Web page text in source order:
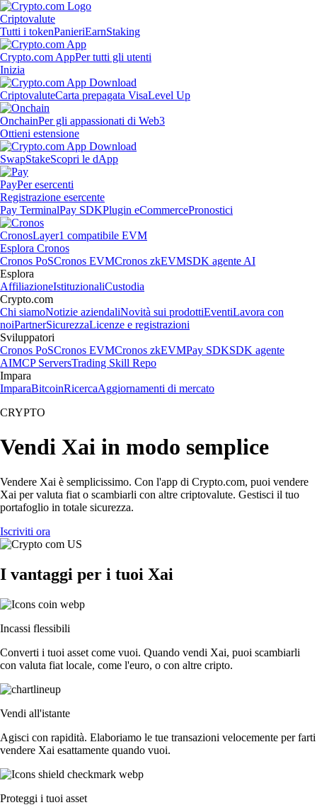
Criptovalute
Tutti i tokenPanieriEarnStaking
Crypto.com AppPer tutti gli utenti
Inizia
CriptovaluteCarta prepagata VisaLevel Up
OnchainPer gli appassionati di Web3
Ottieni estensione
SwapStakeScopri le dApp
PayPer esercenti
Registrazione esercente
Pay TerminalPay SDKPlugin eCommercePronostici
CronosLayer1 compatibile EVM
Esplora Cronos
Cronos PoSCronos EVMCronos zkEVMSDK agente AI
Esplora
AffiliazioneIstituzionaliCustodia
Crypto.com
Chi siamoNotizie aziendaliNovità sui prodottiEventiLavora con
noiPartnerSicurezzaLicenze e registrazioni
Sviluppatori
Cronos PoSCronos EVMCronos zkEVMPay SDKSDK agente
AIMCP ServersTrading Skill Repo
Impara
ImparaBitcoinRicercaAggiornamenti di mercato
CRYPTO
Vendi Xai in modo semplice
Vendere Xai è semplicissimo. Con l'app di Crypto.com, puoi vendere
Xai per valuta fiat o scambiarli con altre criptovalute. Gestisci il tuo
portafoglio in totale sicurezza.
Iscriviti ora
I vantaggi per i tuoi Xai
Incassi flessibili
Converti i tuoi asset come vuoi. Quando vendi Xai, puoi scambiarli
con valuta fiat locale, come l'euro, o con altre cripto.
Vendi all'istante
Agisci con rapidità. Elaboriamo le tue transazioni velocemente per farti
vendere Xai esattamente quando vuoi.
Proteggi i tuoi asset